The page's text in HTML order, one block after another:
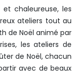
chaleureuse, les
ateliers tout au
de Noël animé par
les ateliers de
de Noël, chacun
avec de beaux